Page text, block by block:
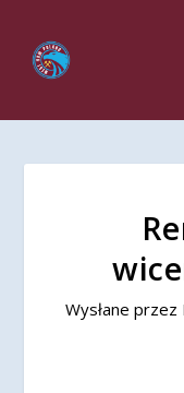
Wysłane przez